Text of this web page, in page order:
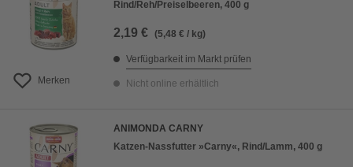
Merken
Rind/Reh/Preiselbeeren, 400 g
2,19 € (5,48 € / kg)
Verfügbarkeit im Markt prüfen
Nicht online erhältlich
ANIMONDA CARNY
Katzen-Nassfutter »Carny«, Rind/Lamm, 400 g